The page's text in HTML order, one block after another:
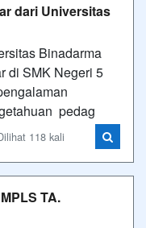
dari Universitas
Binadarma
di SMK Negeri 5
pedag
118 kali
TA.